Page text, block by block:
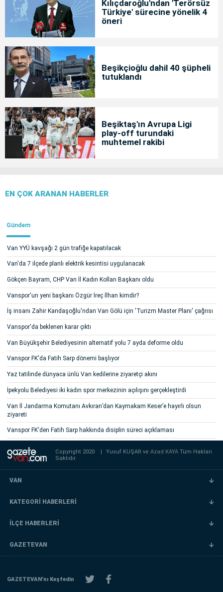
Kılıçdaroğlu'ndan 'Terörsüz
Türkiye' sürecine yönelik 4
öneri
Beşikçioğlu dahil 40 şüpheli
tutuklandı
Beşiktaş'ın Avrupa Ligi
play-off turundaki
muhtemel rakibi
EN ÇOK ARANAN HABERLER
Gündem
Van YYÜ kavşağı 2 gün trafiğe kapatılacak
Van'da 7 ilçede planlı elektrik kesintisi uygulanacak
Gökçen Bayram, CHP Van İl Kadın Kolları Başkanı oldu
Vanspor'un yeni başkanı Özgür İreç İlhan kimdir?
İş insanı Zahir Kandaşoğlu'ndan Van Gölü için 'Turizm Master Planı' çağrısı
Vanspor'da beklenen karar çıktı
Van Büyükşehir Belediyesinin alternatif yolu 7 ayda deforme oldu
Vanspor FK'da Fatih Sarp dönemi başlıyor
Yaz tatilinde dünyaca ünlü Van kedilerine ziyaretçi akını
İpekyolu Belediyesi iki kadın spor merkezinin açılışını gerçekleştirdi
Van İl Jandarma Komutanı Avkıran’dan Kaymakam Keser’e hayırlı olsun
ziyareti
Vanspor FK'den Fatih Sarp hakkında disiplin süreci açıklaması
Copyright 2020 | Yusuf KUŞAR veAzad KAYATüm Hakları
Saklıdır.
VAN
KATEGORİ HABERLERİ
İLÇE HABERLERİ
GAZETEVAN
GAZETEVAN'nı Keşfedin